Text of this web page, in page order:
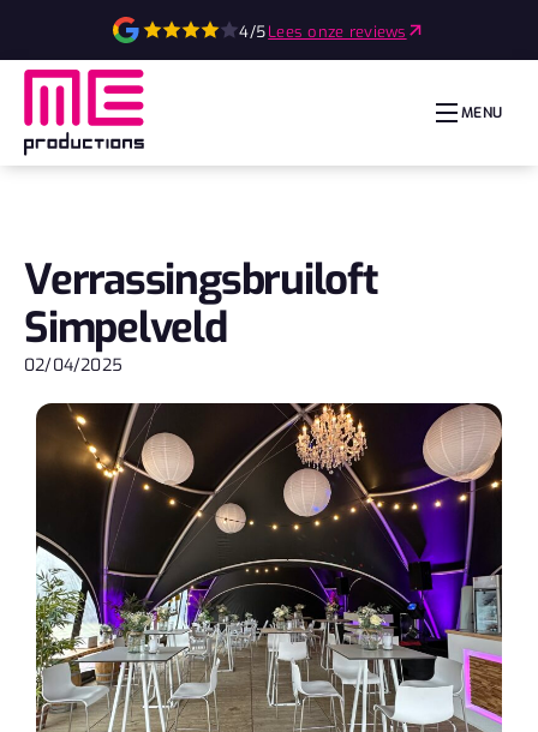
4/5Lees onze reviews
MENU
Verrassingsbruiloft
Simpelveld
02/04/2025